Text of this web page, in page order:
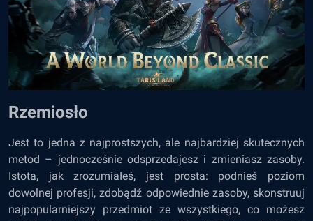
Rzemiosło
Jest to jedna z najprostszych, ale najbardziej skutecznych
metod – jednocześnie odsprzedajesz i zmieniasz zasoby.
Istota, jak zrozumiałeś, jest prosta: podnieś poziom
dowolnej profesji, zdobądź odpowiednie zasoby, skonstruuj
najpopularniejszy przedmiot ze wszystkiego, co możesz